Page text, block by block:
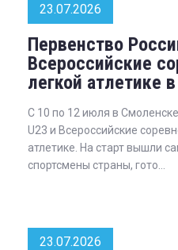
23.07.2026
Первенство
Всероссийские
легкой атлетике
С 10 по 12 июля в
U23 и Всероссийские
атлетике. На старт вышли
спортсмены страны, гото...
23.07.2026